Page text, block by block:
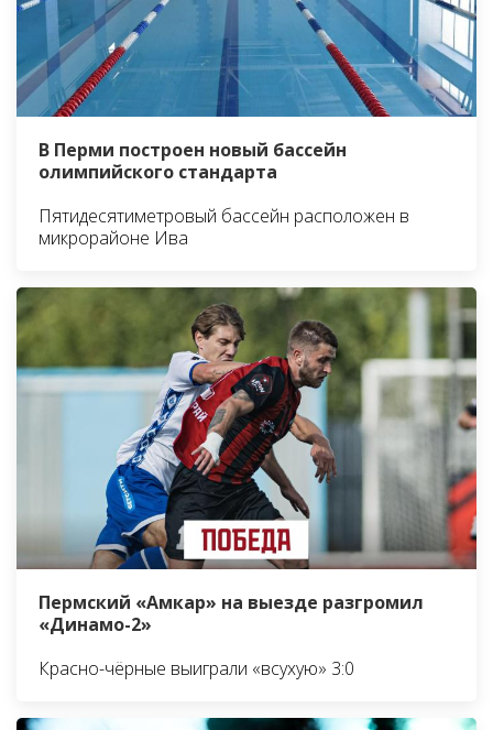
В Перми построен новый бассейн
олимпийского стандарта
Пятидесятиметровый бассейн расположен в
микрорайоне Ива
Пермский «Амкар» на выезде разгромил
«Динамо-2»
Красно-чёрные выиграли «всухую» 3:0